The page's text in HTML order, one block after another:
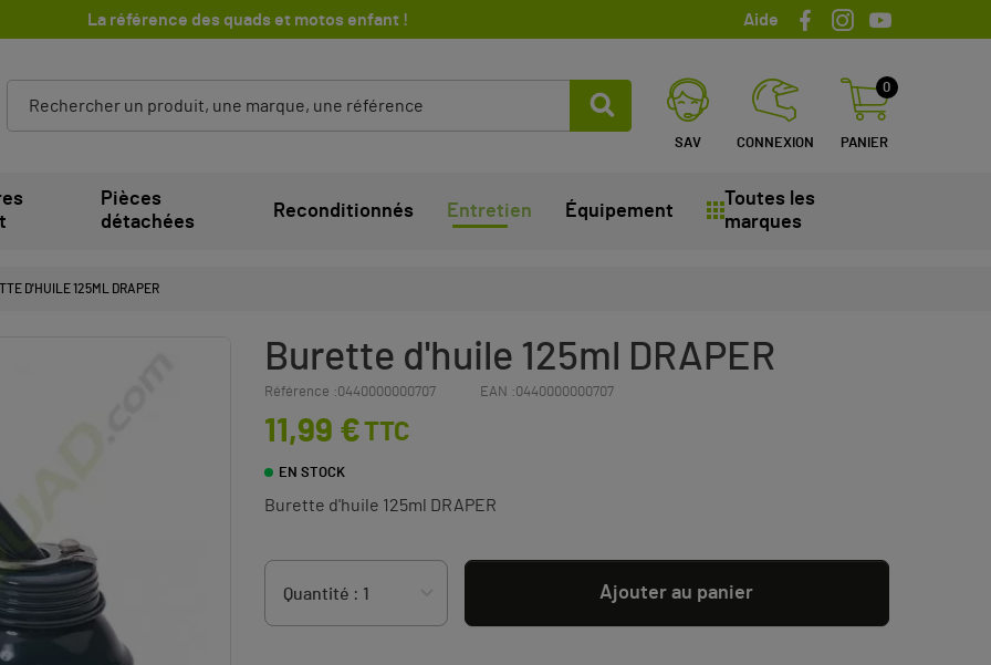
La référence des quads et motos enfant ! Aide
SAV CONNEXION PANIER
0
Pièces
détachées
Reconditionnés Entretien Équipement
Toutes les
marques
D'HUILE 125ML DRAPER
Burette d'huile 125ml DRAPER
Référence :0440000000707 EAN :0440000000707
11,99 €TTC
EN STOCK
Burette d'huile 125ml DRAPER
Ajouter au panier